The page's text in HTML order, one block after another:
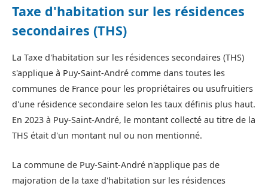
Taxe d'habitation sur les résidences
secondaires (THS)
La Taxe d'habitation sur les résidences secondaires (THS)
s'applique à Puy-Saint-André comme dans toutes les
communes de France pour les propriétaires ou usufruitiers
d'une résidence secondaire selon les taux définis plus haut.
En 2023 à Puy-Saint-André, le montant collecté au titre de la
THS était d'un montant nul ou non mentionné.
La commune de Puy-Saint-André n'applique pas de
majoration de la taxe d'habitation sur les résidences